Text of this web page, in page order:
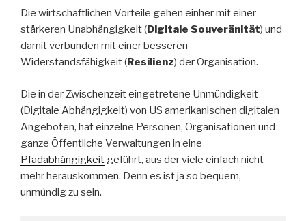
Die wirtschaftlichen Vorteile gehen einher mit einer
stärkeren Unabhängigkeit (Digitale Souveränität) und
damit verbunden mit einer besseren
Widerstandsfähigkeit (Resilienz) der Organisation.
Die in der Zwischenzeit eingetretene Unmündigkeit
(Digitale Abhängigkeit) von US amerikanischen digitalen
Angeboten, hat einzelne Personen, Organisationen und
ganze Öffentliche Verwaltungen in eine
Pfadabhängigkeit geführt, aus der viele einfach nicht
mehr herauskommen. Denn es ist ja so bequem,
unmündig zu sein.